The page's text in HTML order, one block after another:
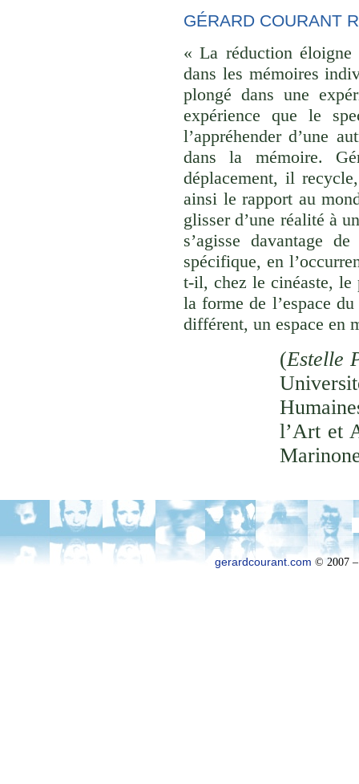
GÉRARD COURANT
« La réduction
dans les mémoires
plongé dans une
expérience que le
l’appréhender d’une
dans la mémoire.
déplacement, il
ainsi le rapport au
glisser d’une réalité à
s’agisse davantage
spécifique, en
t-il, chez le cinéaste, le
la forme de l’espace
différent, un espace en
(Estelle
l’Art et
gerardcourant.com © 2007